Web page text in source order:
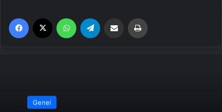
Facebook WhatsApp Email'den paylaş
Genel